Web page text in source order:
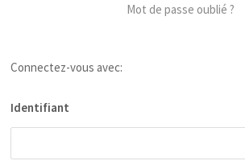
Mot de passe oublié ?
Connectez-vous avec:
Identifiant